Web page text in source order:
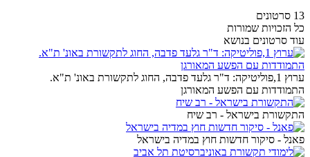
13 סרטונים
כל הזכויות שמורות
עוד סרטונים בנושא
ערוץ 1,פוליטיקה: ד"ר גלעד פדבה, החוג לתקשורת באונ' ת"א.
התמודדות עם הפשע המאורגן
התקשורת בישראל - רב שיח
פאנל - סיקור חדשות חוץ במדיה בישראל